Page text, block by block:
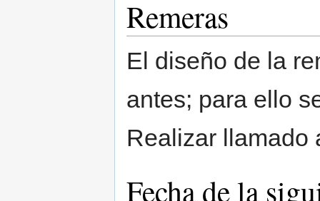
Remeras
El diseño de la
antes; para ello
Realizar llamado
Fecha de la